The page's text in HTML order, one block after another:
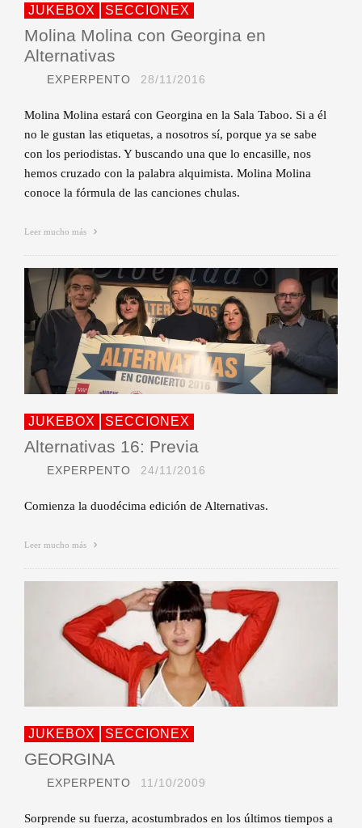
JUKEBOX SECCIONEX
Molina Molina con Georgina en
Alternativas
EXPERPENTO 28/11/2016
Molina Molina estará con Georgina en la Sala Taboo. Si a él
no le gustan las etiquetas, a nosotros sí, porque ya se sabe
con los periodistas. Y buscando una que lo encasille, nos
hemos cruzado con la palabra alquimista. Molina Molina
conoce la fórmula de las canciones chulas.
Leer mucho más
JUKEBOX SECCIONEX
Alternativas 16: Previa
EXPERPENTO 24/11/2016
Comienza la duodécima edición de Alternativas.
Leer mucho más
JUKEBOX SECCIONEX
GEORGINA
EXPERPENTO 11/10/2009
Sorprende su fuerza, acostumbrados en los últimos tiempos a